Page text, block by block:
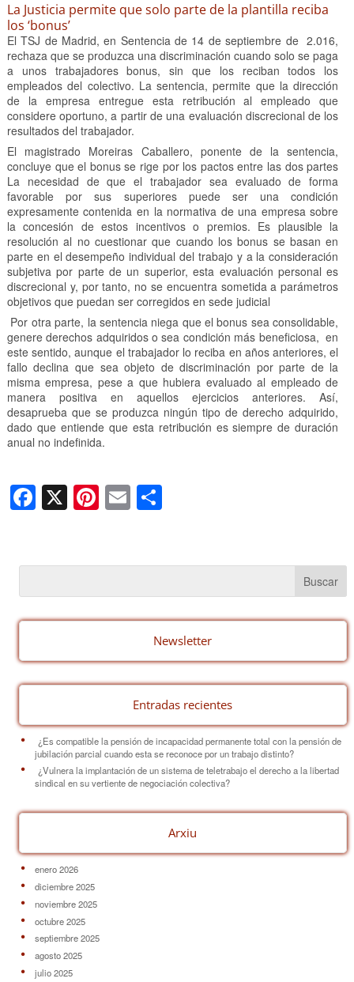
La Justicia permite que solo parte de la plantilla reciba
los ‘bonus’
El TSJ de Madrid, en Sentencia de 14 de septiembre de 2.016,
rechaza que se produzca una discriminación cuando solo se paga
a unos trabajadores bonus, sin que los reciban todos los
empleados del colectivo. La sentencia, permite que la dirección
de la empresa entregue esta retribución al empleado que
considere oportuno, a partir de una evaluación discrecional de los
resultados del trabajador.
El magistrado Moreiras Caballero, ponente de la sentencia,
concluye que el bonus se rige por los pactos entre las dos partes
La necesidad de que el trabajador sea evaluado de forma
favorable por sus superiores puede ser una condición
expresamente contenida en la normativa de una empresa sobre
la concesión de estos incentivos o premios. Es plausible la
resolución al no cuestionar que cuando los bonus se basan en
parte en el desempeño individual del trabajo y a la consideración
subjetiva por parte de un superior, esta evaluación personal es
discrecional y, por tanto, no se encuentra sometida a parámetros
objetivos que puedan ser corregidos en sede judicial
Por otra parte, la sentencia niega que el bonus sea consolidable,
genere derechos adquiridos o sea condición más beneficiosa, en
este sentido, aunque el trabajador lo reciba en años anteriores, el
fallo declina que sea objeto de discriminación por parte de la
misma empresa, pese a que hubiera evaluado al empleado de
manera positiva en aquellos ejercicios anteriores. Así,
desaprueba que se produzca ningún tipo de derecho adquirido,
dado que entiende que esta retribución es siempre de duración
anual no indefinida.
F
a
e
b
o
k
X Pi
nt
e
st
E
m
C
p
ar
tir
Newsletter
Entradas recientes
¿Es compatible la pensión de incapacidad permanente total con la pensión de
jubilación parcial cuando esta se reconoce por un trabajo distinto?
¿Vulnera la implantación de un sistema de teletrabajo el derecho a la libertad
sindical en su vertiente de negociación colectiva?
Arxiu
enero 2026
diciembre 2025
noviembre 2025
octubre 2025
septiembre 2025
agosto 2025
julio 2025